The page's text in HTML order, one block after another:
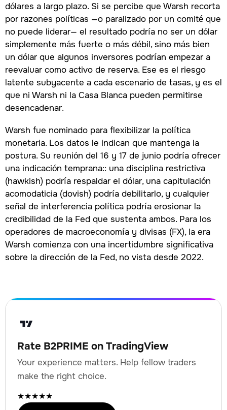
dólares a largo plazo. Si se percibe que Warsh recorta
por razones políticas —o paralizado por un comité que
no puede liderar— el resultado podría no ser un dólar
simplemente más fuerte o más débil, sino más bien
un dólar que algunos inversores podrían empezar a
reevaluar como activo de reserva. Ese es el riesgo
latente subyacente a cada escenario de tasas, y es el
que ni Warsh ni la Casa Blanca pueden permitirse
desencadenar.
Warsh fue nominado para flexibilizar la política
monetaria. Los datos le indican que mantenga la
postura. Su reunión del 16 y 17 de junio podría ofrecer
una indicación temprana:: una disciplina restrictiva
(hawkish) podría respaldar el dólar, una capitulación
acomodaticia (dovish) podría debilitarlo, y cualquier
señal de interferencia política podría erosionar la
credibilidad de la Fed que sustenta ambos. Para los
operadores de macroeconomía y divisas (FX), la era
Warsh comienza con una incertidumbre significativa
sobre la dirección de la Fed, no vista desde 2022.
Rate B2PRIME on TradingView
Your experience matters. Help fellow traders
make the right choice.
★★★★★